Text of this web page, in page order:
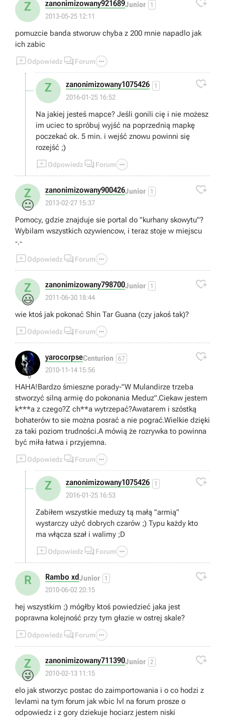
Z zanonimizowany921689Junior 1
2013-05-25 12:11

pomuzcie banda stworuw chyba z 200 mnie napadlo jak
ich zabic
Odpowiedz  Forum 
Z zanonimizowany1075426 1
2016-01-25 16:52

Na jakiej jesteś mapce? Jeśli gonili cię i nie możesz
im uciec to spróbuj wyjść na poprzednią mapkę
poczekać ok. 5 min. i wejść znowu powinni się
rozejść ;)
Odpowiedz  Forum 
Z
😐
zanonimizowany900426Junior 1
2013-02-27 15:37

Pomocy, gdzie znajduje sie portal do "kurhany skowytu"?
Wybilam wszystkich ozywiencow, i teraz stoje w miejscu
-.-
Odpowiedz  Forum 
Z
😃
zanonimizowany798700Junior 1
2011-06-30 18:44

wie ktoś jak pokonać Shin Tar Guana (czy jakoś tak)?
Odpowiedz  Forum 
👎
yarocorpseCenturion 67
2010-11-14 15:56

HAHA!Bardzo śmieszne porady-"W Mulandirze trzeba
stworzyć silną armię do pokonania Meduz".Ciekaw jestem
k***a z czego?Z ch**a wytrzepać?Awatarem i szóstką
bohaterów to sie można posrać a nie pograć.Wielkie dzięki
za taki poziom trudności.A mówią że rozrywka to powinna
być miła łatwa i przyjemna.
Odpowiedz  Forum 
Z zanonimizowany1075426 1
2016-01-25 16:53

Zabiłem wszystkie meduzy tą małą "armią"
wystarczy użyć dobrych czarów ;) Typu każdy kto
ma włącza szał i walimy ;D
Odpowiedz  Forum 
R Rambo xdJunior 1
2010-06-02 20:15

hej wszystkim ;) mógłby ktoś powiedzieć jaka jest
poprawna kolejność przy tym głazie w ostrej skale?
Odpowiedz  Forum 
Z
😜
zanonimizowany711390Junior 2
2010-02-13 11:15

elo jak stworzyc postac do zaimportowania i o co hodzi z
levlami na tym forum jak wbic lvl na forum prosze o
odpowiedz i z gory dziekuje hociarz jestem niski